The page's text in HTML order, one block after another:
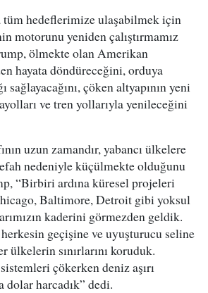
tüm hedeflerimize ulaşabilmek için
motorunu yeniden çalıştırmamız
ölmekte olan Amerikan
hayata döndüreceğini, orduya
sağlayacağını, çöken altyapının yeni
ve tren yollarıyla yenileceğini
uzun zamandır, yabancı ülkelere
nedeniyle küçülmekte olduğunu
“Birbiri ardına küresel projeleri
Baltimore, Detroit gibi yoksul
kaderini görmezden geldik.
herkesin geçişine ve uyuşturucu seline
ülkelerin sınırlarını koruduk.
çökerken deniz aşırı
harcadık” dedi.